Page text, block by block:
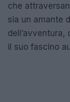
che
sia un amante
il suo fascino